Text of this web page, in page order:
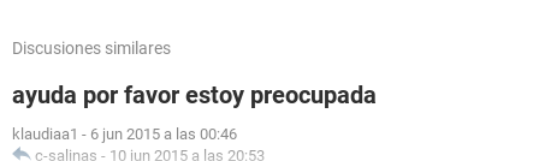
Discusiones similares
ayuda por favor estoy preocupada
klaudiaa1 - 6 jun 2015 a las 00:46
c-salinas - 10 jun 2015 a las 20:53